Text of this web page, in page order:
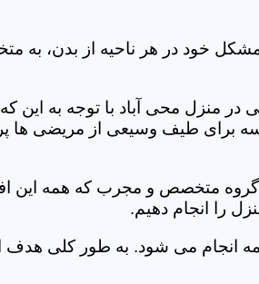
خود در هر ناحیه از بدن، به
منزل محی آباد با توجه به این
برای طیف وسیعی از مریضی ها
متخصص و مجرب که همه این
را انجام دهیم.
انجام می شود. به طور کلی هدف